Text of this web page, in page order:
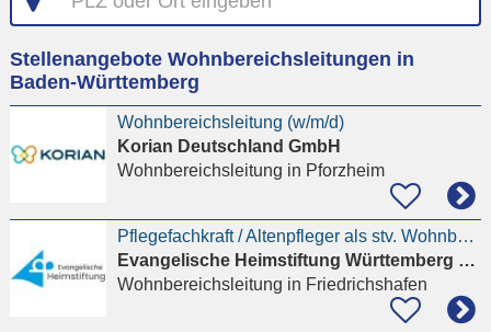
oder
eingeben
Stellenangebote Wohnbereichsleitungen in
Baden-Württemberg
Wohnbereichsleitung (w/m/d)
Korian Deutschland GmbH
Wohnbereichsleitung in Pforzheim
Pflegefachkraft / Altenpfleger als stv. Wohnbereichsleitung (m/w/d)
Evangelische Heimstiftung Württemberg GmbH Mobile Dienste Gebiet 2
Wohnbereichsleitung in Friedrichshafen